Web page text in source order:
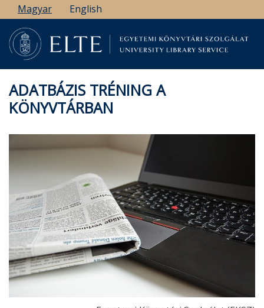
Ugrás
a
tartalomra
Magyar English
ADATBÁZIS TRÉNING A
KÖNYVTÁRBAN